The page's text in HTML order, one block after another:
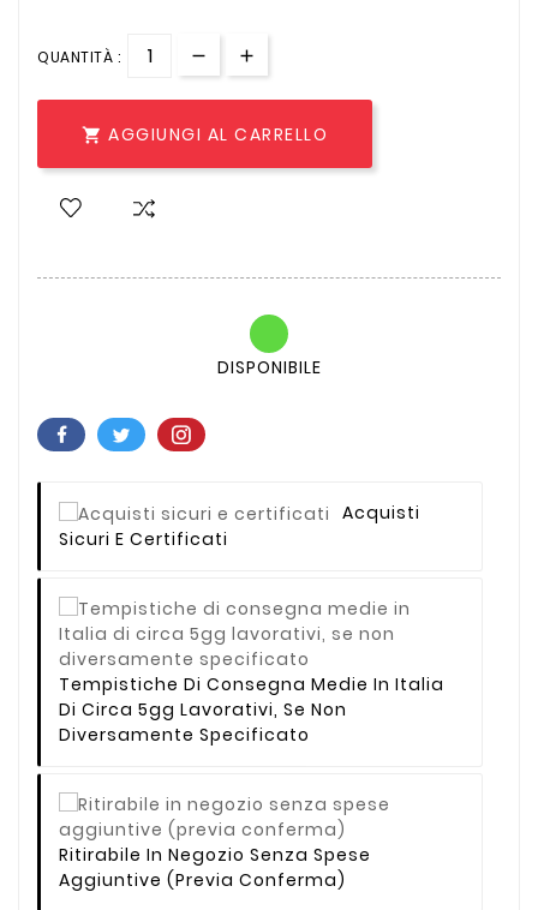
QUANTITÀ :
 AGGIUNGI AL CARRELLO
DISPONIBILE
Acquisti
Sicuri E Certificati
Tempistiche Di Consegna Medie In Italia
Di Circa 5gg Lavorativi, Se Non
Diversamente Specificato
Ritirabile In Negozio Senza Spese
Aggiuntive (previa Conferma)